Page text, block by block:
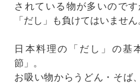
されている物が多いので
「だし」も負けてはいません
日本料理の「だし」の基
節」。
お吸い物からうどん・そば